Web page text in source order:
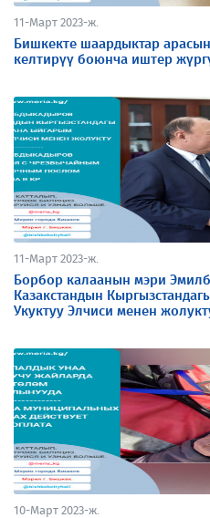
11-Март 2023-ж.
Бишкекте шаардыктар
келтирүү боюнча иштер
11-Март 2023-ж.
Борбор калаанын мэри
Казакстандын
Укуктуу Элчиси менен
10-Март 2023-ж.